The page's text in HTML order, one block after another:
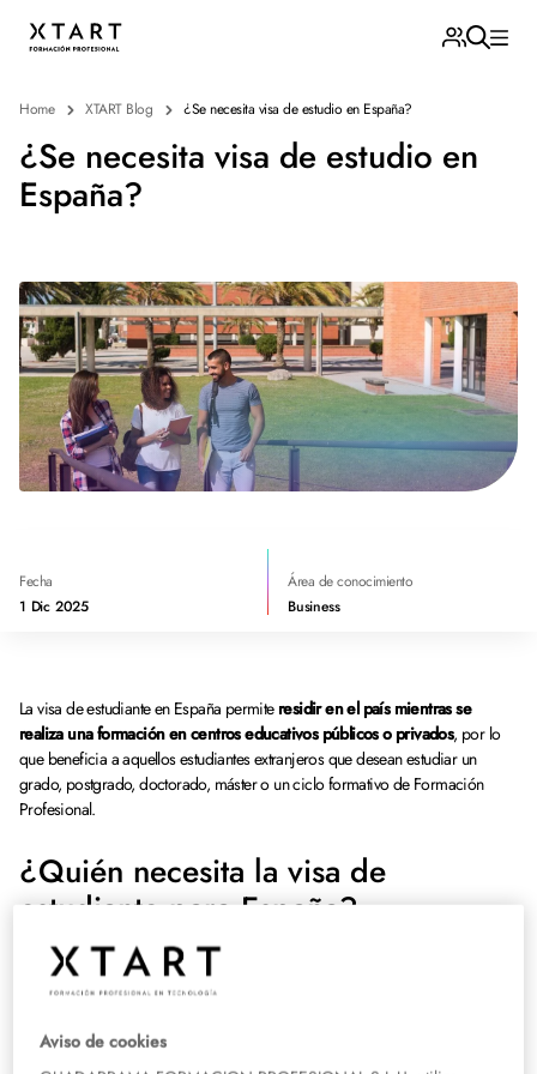
Home XTART Blog ¿Se necesita visa de estudio en España?
¿Se necesita visa de estudio en
España?
Fecha
1 Dic 2025
Área de conocimiento
Business
La visa de estudiante en España permite residir en el país mientras se
realiza una formación en centros educativos públicos o privados, por lo
que beneficia a aquellos estudiantes extranjeros que desean estudiar un
grado, postgrado, doctorado, máster o un ciclo formativo de Formación
Profesional.
¿Quién necesita la visa de
estudiante para España?
No todos los estudiantes extranjeros necesitan una visa de estudio en España.
Solamentese requiere a los estudiantes que no sean ciudadanos de la UE
estudiantes procedentes de algún país de la Unión Europea (UE), el Espacio
Económico Europeo (EEE) o Suiza pueden estudiar en España sin visa. En
Aviso de cookies